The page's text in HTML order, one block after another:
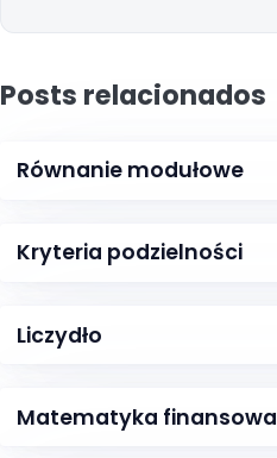
Posts relacionados
Równanie modułowe
Kryteria podzielności
Liczydło
Matematyka finansowa